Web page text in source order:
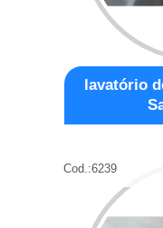
lavatório
Cod.:6239